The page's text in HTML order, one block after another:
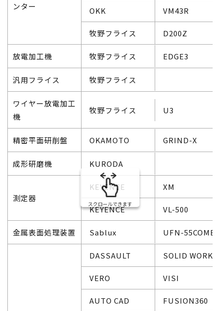
ンター
OKK VM43R
牧野フライス D200Z
放電加工機 牧野フライス EDGE3
汎用フライス 牧野フライス
ワイヤー放電加工
機
牧野フライス U3
精密平面研削盤 OKAMOTO GRIND-X
成形研磨機 KURODA
測定器
KEYENCE XM
KEYENCE VL-500
金属表面処理装置 Sablux UFN-
DASSAULT SOLID WORKS
VERO VISI
AUTO CAD FUSION360
スクロールできます